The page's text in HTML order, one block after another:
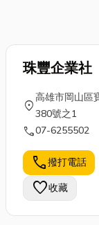
公司，還是正
在尋找資金的
解創投模式、
天使投資與創
投公司運作，
將幫助你在事
業發展的道路
上少走冤枉
路。 🚀創業
投...
珠豐企業社
location_on
高雄市岡山區
380號之1
call07-6255502
call撥打電話
favorite收藏